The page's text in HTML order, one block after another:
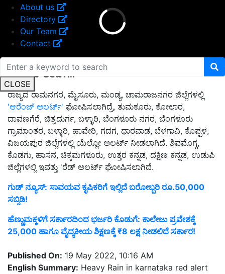
About us
Directory
Our Team
Contact
CLOSE
ಏಲ್ಲೆಲ್ಲಿ ರೆಡ್‌ ಅಲರ್ಟ್‌..?
ರಾಜ್ಯದ ರಾಮನಗರ, ಮೈಸೂರು, ಮಂಡ್ಯ, ಚಾಮರಾಜನಗರ ಜಿಲ್ಲೆಗಳಲ್ಲಿ
'ಆರೆಂಜ್ ಅಲರ್ಟ್' ಘೋಷಿಸಲಾಗಿದ್ರೆ, ತುಮಕೂರು, ಕೋಲಾರ,
ದಾವಣಗೆರೆ, ಚಿತ್ರದುರ್ಗ, ಬಳ್ಳಾರಿ, ಬೆಂಗಳೂರು ನಗರ, ಬೆಂಗಳೂರು
ಗ್ರಾಮಾಂತರ, ಬಳ್ಳಾರಿ, ಹಾವೇರಿ, ಗದಗ, ಧಾರವಾಡ, ಬೆಳಗಾವಿ, ಕೊಪ್ಪಳ,
ವಿಜಯಪುರ ಜಿಲ್ಲೆಗಳಲ್ಲಿ ಯೆಲ್ಲೋ ಅಲರ್ಟ್ ನೀಡಲಾಗಿದೆ. ಶಿವಮೊಗ್ಗ,
ಕೊಡಗು, ಹಾಸನ, ಚಿಕ್ಕಮಗಳೂರು, ಉತ್ತರ ಕನ್ನಡ, ದಕ್ಷಿಣ ಕನ್ನಡ, ಉಡುಪಿ
ಜಿಲ್ಲೆಗಳಲ್ಲಿ ಇವತ್ತು 'ರೆಡ್ ಅಲರ್ಟ್ ಘೋಷಿಸಲಾಗಿದೆ.
ಗುಡ್‌ ನ್ಯೂಸ್‌: ಸಾವಯವ ಕೃಷಿಕರಿಗೆ ಇಲ್ಲಿದೆ ಬರೋಬ್ಬರಿ ರೂ.50,000
ಸಬ್ಸಿಡಿ!
ಹೆಣ್ಣುಮಕ್ಕಳಿಗೆ ಸರ್ಕಾರದಿಂದ ಭರ್ಜರಿ ಕೊಡುಗೆ: ಕಾಲೇಜು ಪ್ರವೇಶಕ್ಕೆ
25,000 ಹಾಗೂ ವೈದ್ಯಕೀಯ ಶಿಕ್ಷಣಕ್ಕೆ ₹8 ಲಕ್ಷ ನೀಡಲಿದೆ ಸರ್ಕಾರ!
Published On: 19 May 2022, 10:16 AM
English Summary: Heavy Rain in karnataka red alert